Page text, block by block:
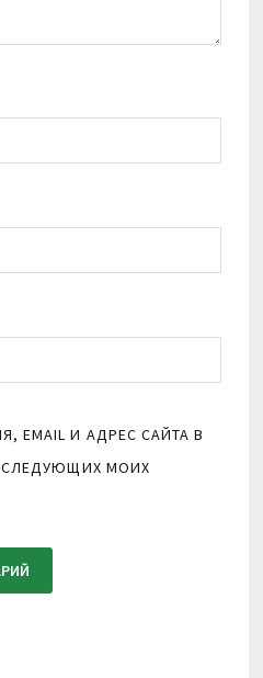
EMAIL И АДРЕС САЙТА В
МОИХ